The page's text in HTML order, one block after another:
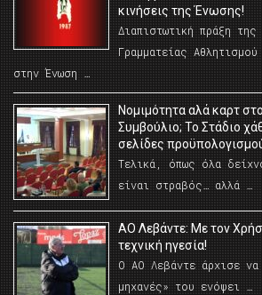
κινήσεις της Ένωσης!
Διαπιστωτική πράξη της
Γραμματείας
στην Ένωση …
Νομιμότητα αλά καρτ
Συμβούλιο; Το Στάδιο
σελίδες
Τελικά, όπως όλα
είναι στραβός… αλλά …
ΑΟ Λεβάντε: Με τον
τεχνική ηγεσία!
Ο ΑΟ Λεβάντε άρχισε να
μηχανές» του ενόψει …